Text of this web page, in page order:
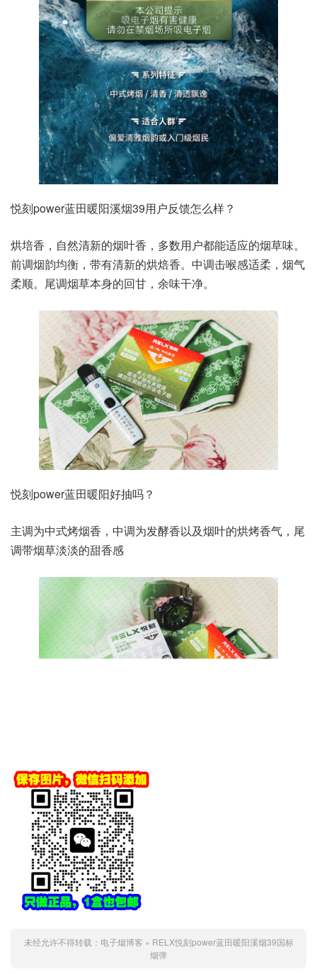
悦刻power蓝田暖阳溪烟39用户反馈怎么样？
烘培香，自然清新的烟叶香，多数用户都能适应的烟草味。
前调烟韵均衡，带有清新的烘焙香。中调击喉感适柔，烟气
柔顺。尾调烟草本身的回甘，余味干净。
悦刻power蓝田暖阳好抽吗？
主调为中式烤烟香，中调为发酵香以及烟叶的烘烤香气，尾
调带烟草淡淡的甜香感
未经允许不得转载： 电子烟博客 » RELX悦刻power蓝田暖阳溪烟39国标
烟弹